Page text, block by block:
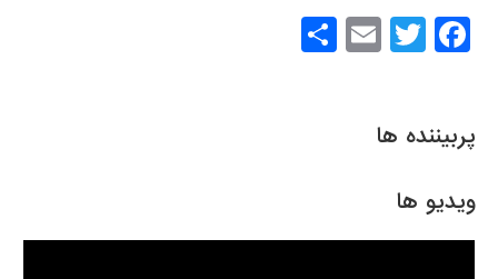
پربیننده ها
ویدیو ها
F
a
e
o
o
T
wi
er
E
m